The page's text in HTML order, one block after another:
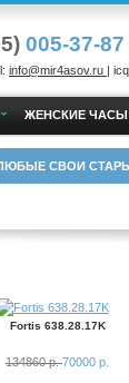
005-37-87
info@mir4asov.ru |
ЖЕНСКИЕ ЧАСЫ
СВОИ
Fortis 638.28.17K
134860 р.70000 р.